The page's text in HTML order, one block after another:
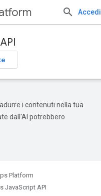
Accedi
i contenuti nella tua
dall'AI potrebbero
Platform
JavaScript API